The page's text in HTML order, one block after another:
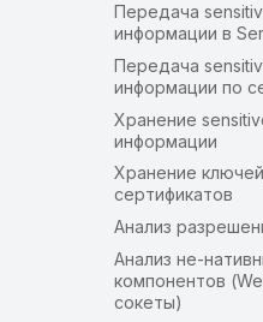
Передача
информации в
Передача
информации по
Хранение
информации
Хранение
сертификатов
Анализ
Анализ не-
компонентов
сокеты)